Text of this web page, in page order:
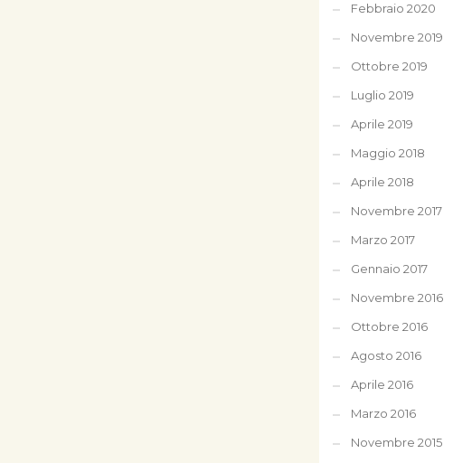
Febbraio 2020
Novembre 2019
Ottobre 2019
Luglio 2019
Aprile 2019
Maggio 2018
Aprile 2018
Novembre 2017
Marzo 2017
Gennaio 2017
Novembre 2016
Ottobre 2016
Agosto 2016
Aprile 2016
Marzo 2016
Novembre 2015